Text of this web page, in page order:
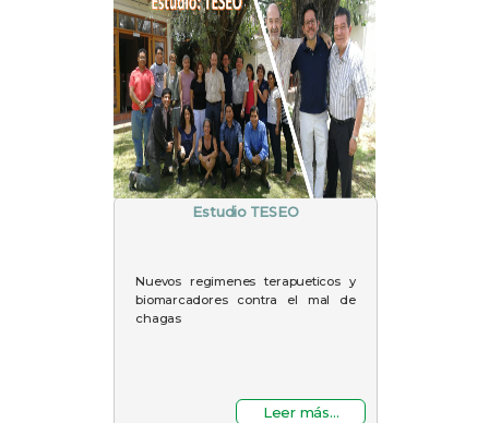
Estudio TESEO
Nuevos regimenes terapueticos y
biomarcadores contra el mal de
chagas
Leer más...